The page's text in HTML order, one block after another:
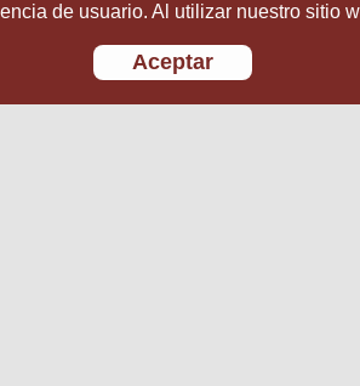
de usuario. Al utilizar nuestro sitio
Aceptar